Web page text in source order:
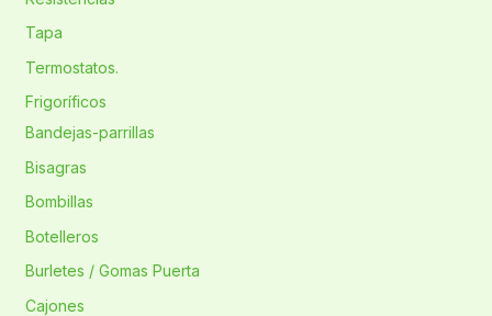
Tapa
Termostatos.
Frigoríficos
Bandejas-parrillas
Bisagras
Bombillas
Botelleros
Burletes / Gomas Puerta
Cajones